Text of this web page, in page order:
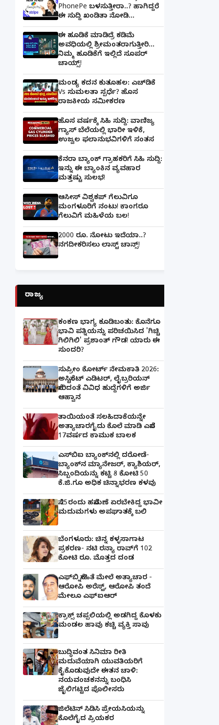
PhonePe ಬಳಸುತ್ತೀರಾ..? ಹಾಗಿದ್ದರೆ
ಈ ಸುದ್ದಿ ಖಂಡಿತಾ ನೋಡಿ...
ಈ ಹೂಡಿಕೆ ಮಾಡಿದ್ರೆ ಕಡಿಮೆ
ಅವಧಿಯಲ್ಲಿ ಶ್ರೀಮಂತರಾಗುತ್ತೀರಿ...
ನಿಮ್ಮ ಹೂಡಿಕೆಗೆ ಇಲ್ಲಿದೆ ಸೂಪರ್
ಚಾಯ್ಸ್‌!
ಮಂಡ್ಯ ಕದನ ಕುತೂಹಲ: ಎಚ್‌ಡಿಕೆ
Vs ಸುಮಲತಾ ಸ್ಪರ್ಧೆ? ಹೊಸ
ರಾಜಕೀಯ ಸಮೀಕರಣ
ಹೊಸ ವರ್ಷಕ್ಕೆ ಸಿಹಿ ಸುದ್ದಿ: ವಾಣಿಜ್ಯ
ಗ್ಯಾಸ್‌ ಬೆಲೆಯಲ್ಲಿ ಭಾರೀ ಇಳಿಕೆ,
ಉಜ್ವಲ ಫಲಾನುಭವಿಗಳಿಗೆ ಸಂತಸ
ಕೆನರಾ ಬ್ಯಾಂಕ್‌ ಗ್ರಾಹಕರಿಗೆ ಸಿಹಿ ಸುದ್ದಿ:
ಇನ್ನು ಈ ಬ್ಯಾಂಕಿನ ವ್ಯವಹಾರ
ಮತ್ತಷ್ಟು ಸುಲಭ!
ಆಸೀಸ್ ವಿಶ್ವಕಪ್ ಗೆಲುವಿಗೂ
ಮಂಗಳೂರಿಗೆ ನಂಟು! ಕಾಂಗರೂ
ಗೆಲುವಿಗೆ ಮಹಿಳೆಯ ಬಲ!
2000 ರೂ. ನೋಟು ಇದೆಯಾ..?
ನಗದೀಕರಿಸಲು ಲಾಸ್ಟ್‌ ಚಾನ್ಸ್‌!
ರಾಜ್ಯ
ಕಂಕಣ ಭಾಗ್ಯ ಕೂಡಿಬಂತು: ಕೊನೆಗೂ
ಭಾವಿ ಪತ್ನಿಯನ್ನು ಪರಿಚಯಿಸಿದ 'ಗಿಚ್ಚಿ
ಗಿಲಿಗಿಲಿ' ಪ್ರಶಾಂತ್ ಗೌಡ! ಯಾರು ಈ
ಸುಂದರಿ?
ಸುಪ್ರೀಂ ಕೋರ್ಟ್ ನೇಮಕಾತಿ 2026:
ಅಸಿಸ್ಟೆಂಟ್ ಎಡಿಟರ್, ಲೈಬ್ರರಿಯನ್
ಸೇರಿದಂತೆ ವಿವಿಧ ಹುದ್ದೆಗಳಿಗೆ ಅರ್ಜಿ
ಆಹ್ವಾನ
ತಾಯಿಯಂತೆ ಸಲಹಿದಾಕೆಯನ್ನೇ
ಅತ್ಯಾಚಾರಗೈದು ಕೊಲೆ ಮಾಡಿ ಎಸೆದ
17ವರ್ಷದ ಕಾಮುಕ ಬಾಲಕ
ಎಸ್‌ಬಿಐ ಬ್ಯಾಂಕ್‌ನಲ್ಲಿ‌ ದರೋಡೆ-
ಬ್ಯಾಂಕ್​ನ ಮ್ಯಾನೇಜರ್‌, ಕ್ಯಾಶಿಯರ್‌,
ಸಿಬ್ಬಂದಿಯನ್ನು ಕಟ್ಟಿ 8 ಕೋಟಿ 50
ಕೆ.ಜಿ.ಗೂ ಅಧಿಕ ಚಿನ್ನಾಭರಣ ಕಳವು
ಸೆ.25ರಂದು ಹಸೆಮಣೆ ಏರಬೇಕಿದ್ದ ಭಾವೀ
ಮದುಮಗಳು ಅಪಘಾತಕ್ಕೆ ಬಲಿ
ಬೆಂಗಳೂರು: ಚಿನ್ನ ಕಳ್ಳಸಾಗಾಟ
ಪ್ರಕರಣ- ನಟಿ ರನ್ಯಾ ರಾವ್‌ಗೆ 102
ಕೋಟಿ ರೂ. ಮೊತ್ತದ ದಂಡ
ಎಫ್‌ಬಿ ಸ್ನೇಹಿತೆ ಮೇಲೆ ಅತ್ಯಾಚಾರ -
ಆರೋಪಿ ಅರೆಸ್ಟ್, ಆರೋಪಿ ತಂದೆ
ಮೇಲೂ ಎಫ್ಐಆರ್
ಕ್ರಾಕ್ಸ್ ಚಪ್ಪಲಿಯಲ್ಲಿ ಅಡಗಿದ್ದ ಕೊಳಕು
ಮಂಡಲ ಹಾವು ಕಚ್ಚಿ ವ್ಯಕ್ತಿ ಸಾವು
ಬುದ್ಧಿವಂತ ಸಿನಿಮಾ ರೀತಿ
ಮದುವೆಯಾಗಿ ಯುವತಿಯರಿಗೆ
ಕೈಕೊಡುವುದೇ ಈತನ ಚಾಳಿ:
ನಯವಂಚಕನನ್ನು ಬಂಧಿಸಿ
ಜೈಲಿಗಟ್ಟಿದ ಪೊಲೀಸರು
ಜಿಲೆಟಿನ್ ಸಿಡಿಸಿ ಪ್ರೇಯಸಿಯನ್ನು
ಕೊಲೆಗೈದ ಪ್ರಿಯಕರ